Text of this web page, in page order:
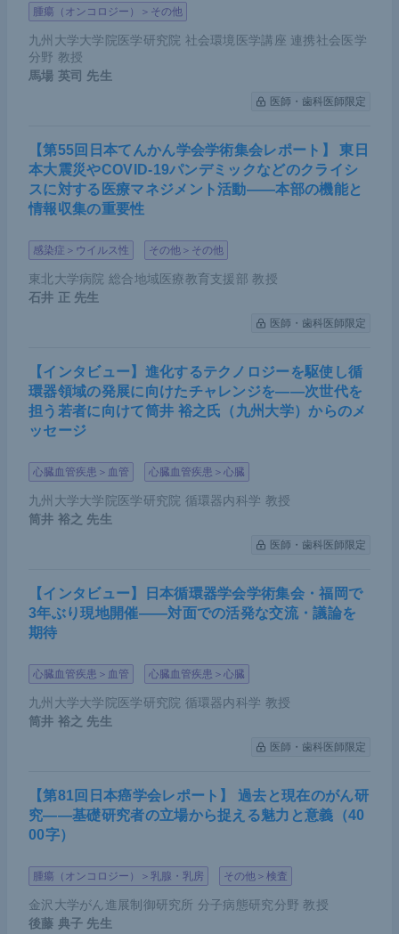
腫瘍（オンコロジー）＞その他
九州大学大学院医学研究院 社会環境医学講座 連携社会医学
分野 教授
馬場 英司 先生
医師・歯科医師限定
【第55回日本てんかん学会学術集会レポート】 東日
本大震災やCOVID-19パンデミックなどのクライシ
スに対する医療マネジメント活動――本部の機能と
情報収集の重要性
感染症＞ウイルス性 その他＞その他
東北大学病院 総合地域医療教育支援部 教授
石井 正 先生
医師・歯科医師限定
【インタビュー】進化するテクノロジーを駆使し循
環器領域の発展に向けたチャレンジを――次世代を
担う若者に向けて筒井 裕之氏（九州大学）からのメ
ッセージ
心臓血管疾患＞血管 心臓血管疾患＞心臓
九州大学大学院医学研究院 循環器内科学 教授
筒井 裕之 先生
医師・歯科医師限定
【インタビュー】日本循環器学会学術集会・福岡で
3年ぶり現地開催――対面での活発な交流・議論を
期待
心臓血管疾患＞血管 心臓血管疾患＞心臓
九州大学大学院医学研究院 循環器内科学 教授
筒井 裕之 先生
医師・歯科医師限定
【第81回日本癌学会レポート】 過去と現在のがん研
究――基礎研究者の立場から捉える魅力と意義（40
00字）
腫瘍（オンコロジー）＞乳腺・乳房 その他＞検査
金沢大学がん進展制御研究所 分子病態研究分野 教授
後藤 典子 先生